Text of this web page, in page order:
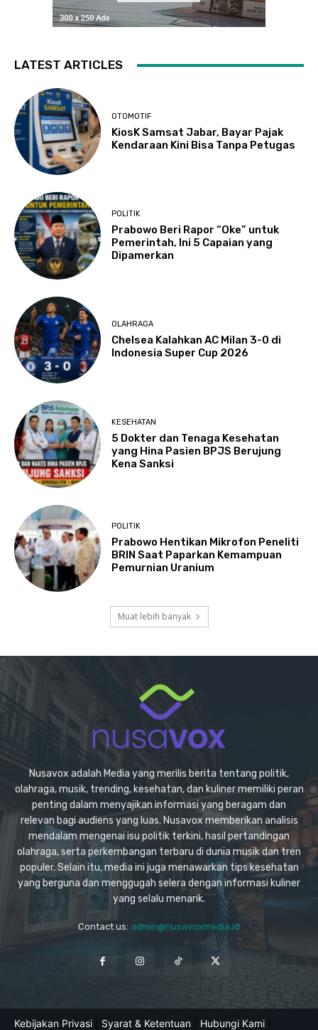
LATEST ARTICLES
OTOMOTIF
KiosK Samsat Jabar, Bayar Pajak
Kendaraan Kini Bisa Tanpa Petugas
POLITIK
Prabowo Beri Rapor “Oke” untuk
Pemerintah, Ini 5 Capaian yang
Dipamerkan
OLAHRAGA
Chelsea Kalahkan AC Milan 3-0 di
Indonesia Super Cup 2026
KESEHATAN
5 Dokter dan Tenaga Kesehatan
yang Hina Pasien BPJS Berujung
Kena Sanksi
POLITIK
Prabowo Hentikan Mikrofon Peneliti
BRIN Saat Paparkan Kemampuan
Pemurnian Uranium
Muat lebih banyak
Nusavox adalah Media yang merilis berita tentang politik,
olahraga, musik, trending, kesehatan, dan kuliner memiliki peran
penting dalam menyajikan informasi yang beragam dan
relevan bagi audiens yang luas. Nusavox memberikan analisis
mendalam mengenai isu politik terkini, hasil pertandingan
olahraga, serta perkembangan terbaru di dunia musik dan tren
populer. Selain itu, media ini juga menawarkan tips kesehatan
yang berguna dan menggugah selera dengan informasi kuliner
yang selalu menarik.
Contact us: admin@nusavoxmedia.id
Kebijakan Privasi Syarat & Ketentuan Hubungi Kami